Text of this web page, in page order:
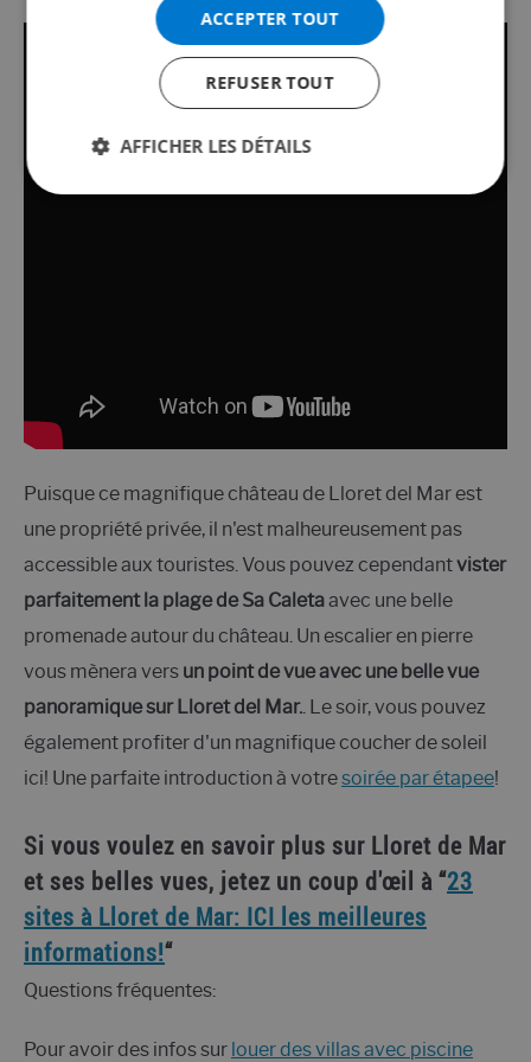
Puisque ce magnifique château de Lloret del Mar est
une propriété privée, il n'est malheureusement pas
accessible aux touristes. Vous pouvez cependantvister
parfaitement la plage de Sa Caletaavec une belle
promenade autour du château. Un escalier en pierre
vous mènera vers un point de vue avec une belle vue
panoramique sur Lloret del Mar.. Le soir, vous pouvez
également profiter d'un magnifique coucher de soleil
ici! Une parfaite introduction à votresoirée par étapee!
Si vous voulez en savoir plus sur Lloret de Mar
et ses belles vues, jetez un coup d'œil à “23
sites à Lloret de Mar: ICI les meilleures
informations!“
Questions fréquentes:
Pour avoir des infos sur louer des villas avec piscine
ACCEPTER TOUT
REFUSER TOUT
AFFICHER LES DÉTAILS